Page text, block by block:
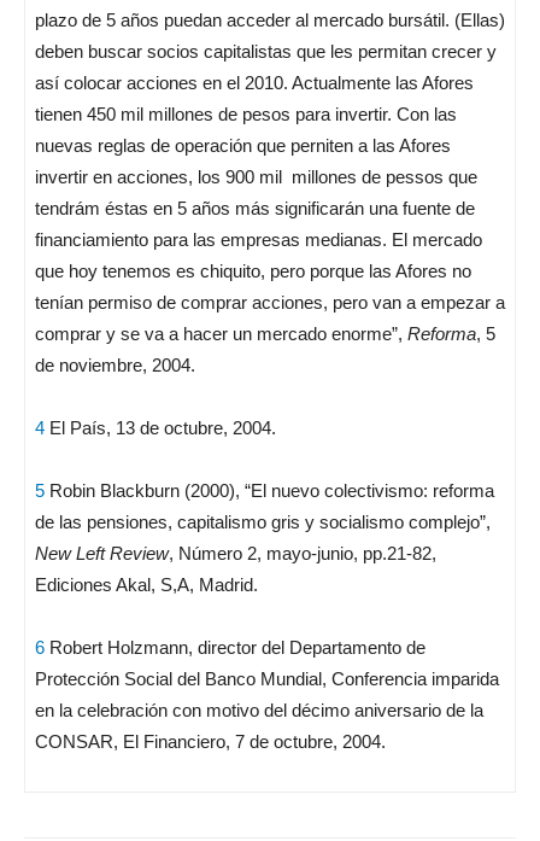
plazo de 5 años puedan acceder al mercado bursátil. (Ellas)
deben buscar socios capitalistas que les permitan crecer y
así colocar acciones en el 2010. Actualmente las Afores
tienen 450 mil millones de pesos para invertir. Con las
nuevas reglas de operación que perniten a las Afores
invertir en acciones, los 900 mil millones de pessos que
tendrám éstas en 5 años más significarán una fuente de
financiamiento para las empresas medianas. El mercado
que hoy tenemos es chiquito, pero porque las Afores no
tenían permiso de comprar acciones, pero van a empezar a
comprar y se va a hacer un mercado enorme”, Reforma, 5
de noviembre, 2004.
4 El País, 13 de octubre, 2004.
5 Robin Blackburn (2000), “El nuevo colectivismo: reforma
de las pensiones, capitalismo gris y socialismo complejo”,
New Left Review, Número 2, mayo-junio, pp.21-82,
Ediciones Akal, S,A, Madrid.
6 Robert Holzmann, director del Departamento de
Protección Social del Banco Mundial, Conferencia imparida
en la celebración con motivo del décimo aniversario de la
CONSAR, El Financiero, 7 de octubre, 2004.